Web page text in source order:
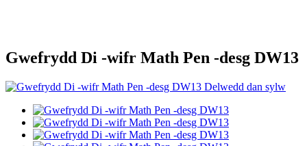
Gwefrydd Di -wifr Math Pen -desg DW13